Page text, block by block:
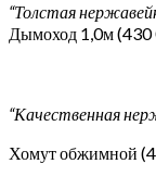
“Толстая
Дымоход 1,0м
“Качественная
Хомут обжимной